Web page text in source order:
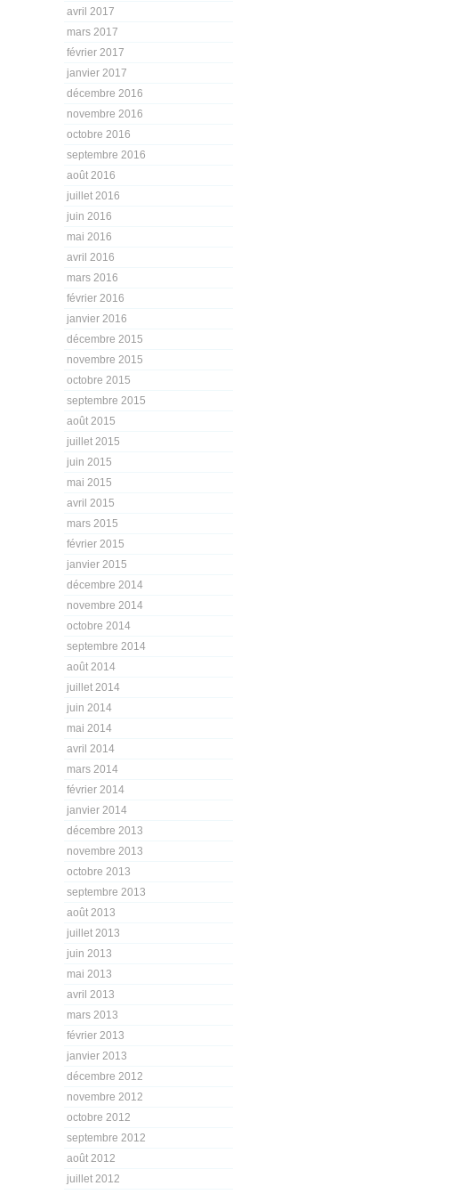
avril 2017
mars 2017
février 2017
janvier 2017
décembre 2016
novembre 2016
octobre 2016
septembre 2016
août 2016
juillet 2016
juin 2016
mai 2016
avril 2016
mars 2016
février 2016
janvier 2016
décembre 2015
novembre 2015
octobre 2015
septembre 2015
août 2015
juillet 2015
juin 2015
mai 2015
avril 2015
mars 2015
février 2015
janvier 2015
décembre 2014
novembre 2014
octobre 2014
septembre 2014
août 2014
juillet 2014
juin 2014
mai 2014
avril 2014
mars 2014
février 2014
janvier 2014
décembre 2013
novembre 2013
octobre 2013
septembre 2013
août 2013
juillet 2013
juin 2013
mai 2013
avril 2013
mars 2013
février 2013
janvier 2013
décembre 2012
novembre 2012
octobre 2012
septembre 2012
août 2012
juillet 2012